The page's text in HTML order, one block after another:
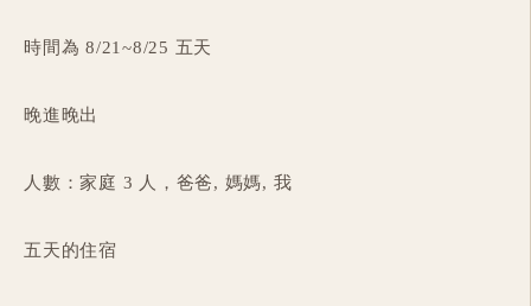
時間為 8/21~8/25 五天
晚進晚出
人數：家庭 3 人，爸爸, 媽媽, 我
五天的住宿